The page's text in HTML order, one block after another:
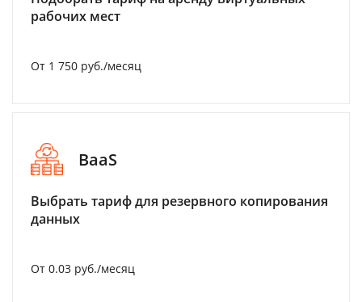
рабочих мест
От 1 750 руб./месяц
BaaS
Выбрать тариф для резервного копирования
данных
От 0.03 руб./месяц